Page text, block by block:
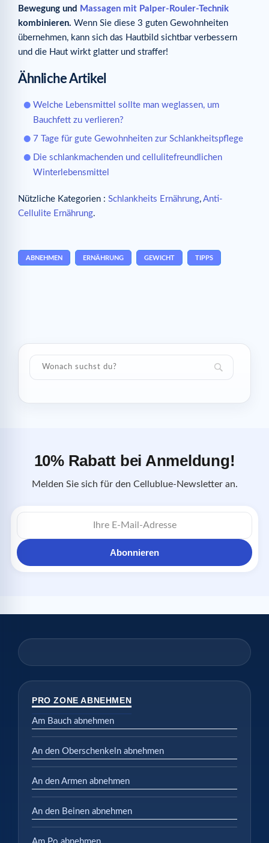
Bewegung und
Massagen mit Palper-Rouler-Technik
kombinieren. Wenn Sie diese 3 guten Gewohnheiten
übernehmen, kann sich das Hautbild sichtbar verbessern
und die Haut wirkt glatter und straffer!
Ähnliche Artikel
Welche Lebensmittel sollte man weglassen, um
Bauchfett zu verlieren?
7 Tage für gute Gewohnheiten zur Schlankheitspflege
Die schlankmachenden und cellulitefreundlichen
Winterlebensmittel
Nützliche Kategorien : Schlankheits Ernährung, Anti-
Cellulite Ernährung.
ABNEHMEN ERNÄHRUNG GEWICHT TIPPS
10% Rabatt bei Anmeldung!
Melden Sie sich für den Cellublue-Newsletter an.
E-
Mail-
Abonnieren
PRO ZONE ABNEHMEN
Am Bauch abnehmen
An den Oberschenkeln abnehmen
An den Armen abnehmen
An den Beinen abnehmen